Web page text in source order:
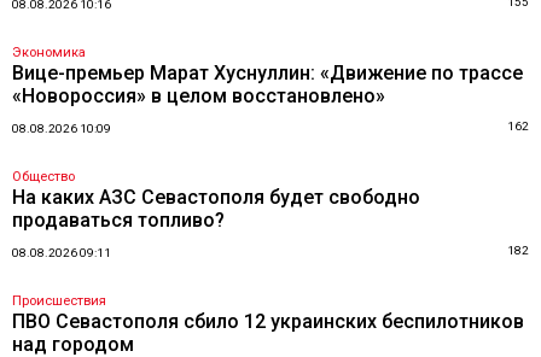
08.08.2026 10:16
Экономика
Вице-премьер Марат Хуснуллин: «Движение по трассе
«Новороссия» в целом восстановлено»
08.08.2026 10:09 162
Общество
На каких АЗС Севастополя будет свободно
продаваться топливо?
08.08.2026 09:11 182
Происшествия
ПВО Севастополя сбило 12 украинских беспилотников
над городом